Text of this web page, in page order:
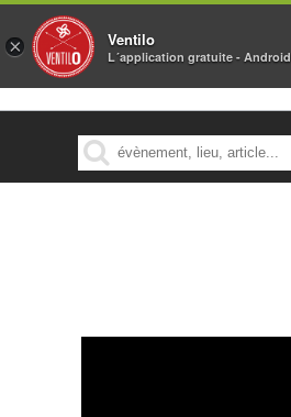
MENU
× Ventilo
L´application gratuite - Android